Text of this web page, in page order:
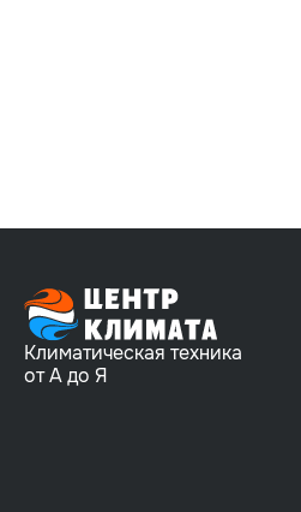
Климатическая техника
от А до Я